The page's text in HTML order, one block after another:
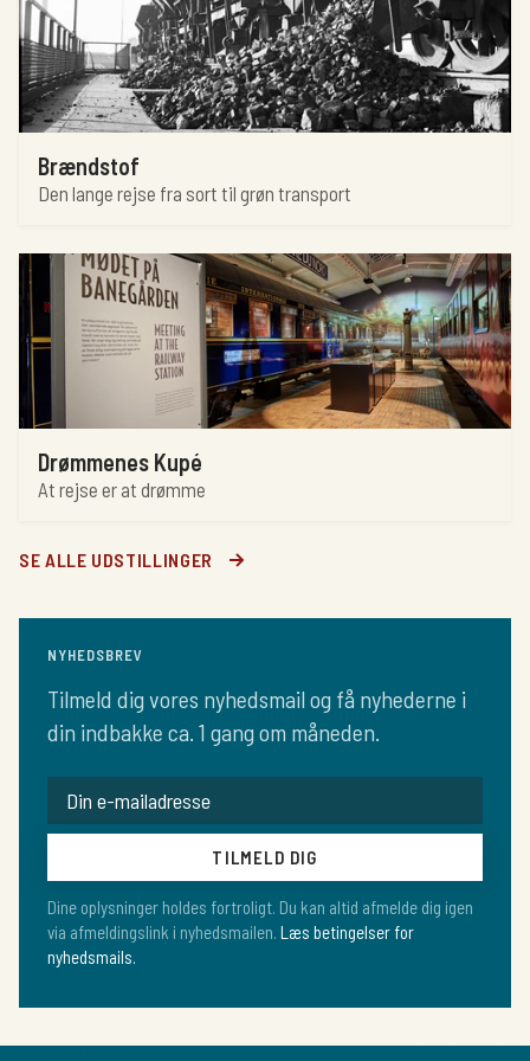
Brændstof
Den lange rejse fra sort til grøn transport
Drømmenes Kupé
At rejse er at drømme
SE ALLE UDSTILLINGER
NYHEDSBREV
Tilmeld dig vores nyhedsmail og få nyhederne i
din indbakke ca. 1 gang om måneden.
TILMELD DIG
Dine oplysninger holdes fortroligt. Du kan altid afmelde dig igen
via afmeldingslink i nyhedsmailen. Læs betingelser for
nyhedsmails.